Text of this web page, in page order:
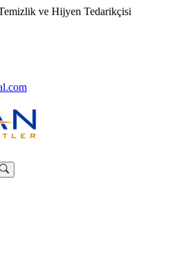
ve Hijyen Tedarikçisi